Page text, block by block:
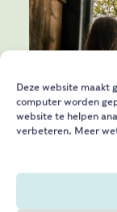
Deze website maakt
computer worden
website te helpen
verbeteren. Meer